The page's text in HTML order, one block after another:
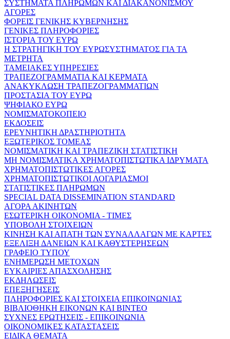
ΣΥΣΤΗΜΑΤΑ ΠΛΗΡΩΜΩΝ ΚΑΙ ΔΙΑΚΑΝΟΝΙΣΜΟΥ
ΑΓΟΡΕΣ
ΦΟΡΕΙΣ ΓΕΝΙΚΗΣ ΚΥΒΕΡΝΗΣΗΣ
ΓΕΝΙΚΕΣ ΠΛΗΡΟΦΟΡΙΕΣ
ΙΣΤΟΡΙΑ ΤΟΥ ΕΥΡΩ
Η ΣΤΡΑΤΗΓΙΚΗ ΤΟΥ ΕΥΡΩΣΥΣΤΗΜΑΤΟΣ ΓΙΑ ΤΑ
ΜΕΤΡΗΤΑ
ΤΑΜΕΙΑΚΕΣ ΥΠΗΡΕΣΙΕΣ
ΤΡΑΠΕΖΟΓΡΑΜΜΑΤΙΑ ΚΑΙ ΚΕΡΜΑΤΑ
ΑΝΑΚΥΚΛΩΣΗ ΤΡΑΠΕΖΟΓΡΑΜΜΑΤΙΩΝ
ΠΡΟΣΤΑΣΙΑ ΤΟΥ ΕΥΡΩ
ΨΗΦΙΑΚΟ ΕΥΡΩ
ΝΟΜΙΣΜΑΤΟΚΟΠΕΙΟ
ΕΚΔΟΣΕΙΣ
ΕΡΕΥΝΗΤΙΚΗ ΔΡΑΣΤΗΡΙΟΤΗΤΑ
ΕΞΩΤΕΡΙΚΟΣ ΤΟΜΕΑΣ
ΝΟΜΙΣΜΑΤΙΚΗ ΚΑΙ ΤΡΑΠΕΖΙΚΗ ΣΤΑΤΙΣΤΙΚΗ
ΜΗ ΝΟΜΙΣΜΑΤΙΚΑ ΧΡΗΜΑΤΟΠΙΣΤΩΤΙΚΑ ΙΔΡΥΜΑΤΑ
ΧΡΗΜΑΤΟΠΙΣΤΩΤΙΚΕΣ ΑΓΟΡΕΣ
ΧΡΗΜΑΤΟΠΙΣΤΩΤΙΚΟΙ ΛΟΓΑΡΙΑΣΜΟΙ
ΣΤΑΤΙΣΤΙΚΕΣ ΠΛΗΡΩΜΩΝ
SPECIAL DATA DISSEMINATION STANDARD
ΑΓΟΡΑ ΑΚΙΝΗΤΩΝ
ΕΣΩΤΕΡΙΚΗ ΟΙΚΟΝΟΜΙΑ - ΤΙΜΕΣ
ΥΠΟΒΟΛΗ ΣΤΟΙΧΕΙΩΝ
ΚΙΝΗΣΗ ΚΑΙ ΑΠΑΤΗ ΤΩΝ ΣΥΝΑΛΛΑΓΩΝ ΜΕ ΚΑΡΤΕΣ
ΕΞΕΛΙΞΗ ΔΑΝΕΙΩΝ ΚΑΙ ΚΑΘΥΣΤΕΡΗΣΕΩΝ
ΓΡΑΦΕΙΟ ΤΥΠΟΥ
ΕΝΗΜΕΡΩΣΗ ΜΕΤΟΧΩΝ
ΕΥΚΑΙΡΙΕΣ ΑΠΑΣΧΟΛΗΣΗΣ
ΕΚΔΗΛΩΣΕΙΣ
ΕΠΕΞΗΓΗΣΕΙΣ
ΠΛΗΡΟΦΟΡΙΕΣ ΚΑΙ ΣΤΟΙΧΕΙΑ ΕΠΙΚΟΙΝΩΝΙΑΣ
ΒΙΒΛΙΟΘΗΚΗ ΕΙΚΟΝΩΝ ΚΑΙ ΒΙΝΤΕΟ
ΣΥΧΝΕΣ ΕΡΩΤΗΣΕΙΣ - ΕΠΙΚΟΙΝΩΝΙΑ
ΟΙΚΟΝΟΜΙΚΕΣ ΚΑΤΑΣΤΑΣΕΙΣ
ΕΙΔΙΚΑ ΘΕΜΑΤΑ